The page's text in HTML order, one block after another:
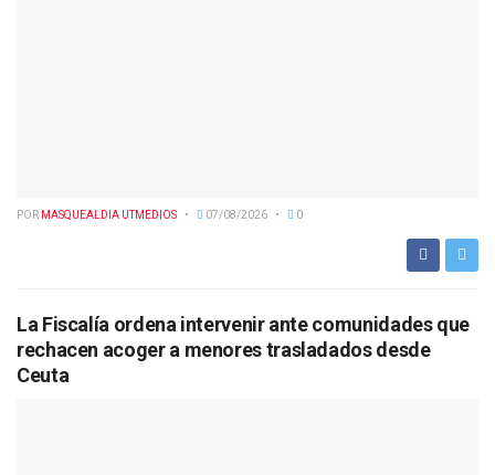
POR MASQUEALDIA UTMEDIOS 07/08/2026 0
La Fiscalía ordena intervenir ante comunidades que
rechacen acoger a menores trasladados desde
Ceuta